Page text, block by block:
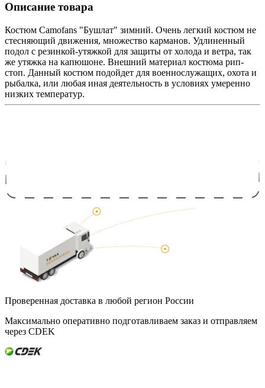
Описание товара
Костюм Camofans "Бушлат" зимний. Очень легкий костюм не
стесняющий движения, множество карманов. Удлиненный
подол с резинкой-утяжкой для защиты от холода и ветра, так
же утяжка на капюшоне. Внешний материал костюма рип-
стоп. Данный костюм подойдет для военнослужащих, охота и
рыбалка, или любая иная деятельность в условиях умеренно
низких температур.
Проверенная доставка в любой регион России
Максимально оперативно подготавливаем заказ и отправляем
через CDEK